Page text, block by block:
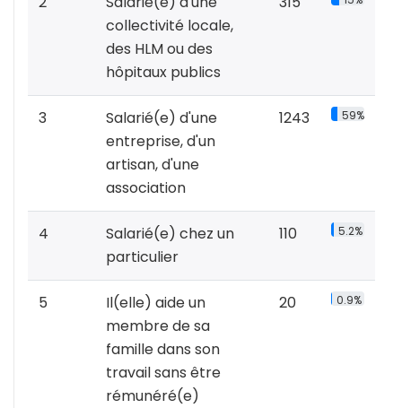
collectivité locale,
des HLM ou des
hôpitaux publics
3
Salarié(e) d'une
entreprise, d'un
artisan, d'une
association
1243 59%
4
Salarié(e) chez un
particulier
110 5.2%
5
Il(elle) aide un
membre de sa
famille dans son
travail sans être
rémunéré(e)
20 0.9%